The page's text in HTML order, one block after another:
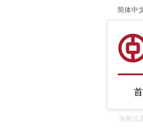
简体中
当前位